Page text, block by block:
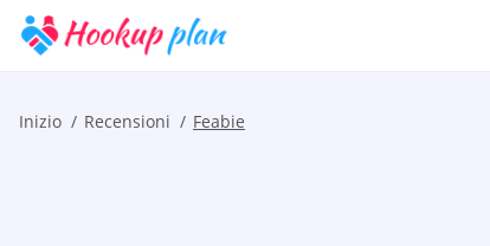
Inizio Recensioni Feabie